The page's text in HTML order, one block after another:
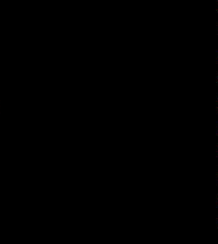
traint
hun